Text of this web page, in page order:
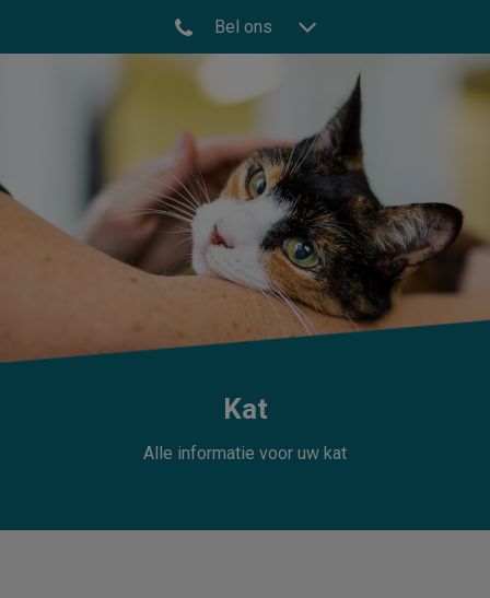
Bel ons
Kat
Alle informatie voor uw kat